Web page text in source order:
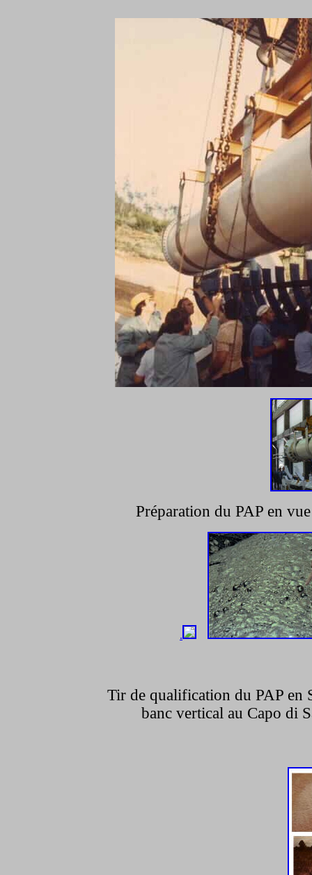
Préparation du PAP en
.
Tir de qualification du PAP en
banc vertical au Capo di